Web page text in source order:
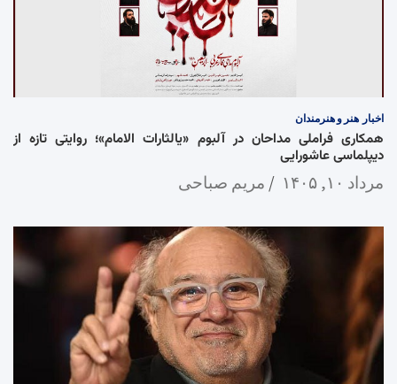
اخبار هنر و هنرمندان
همکاری فراملی مداحان در آلبوم «یالثارات الامام»؛ روایتی تازه از
دیپلماسی عاشورایی
مرداد ۱۰, ۱۴۰۵ مریم صباحی